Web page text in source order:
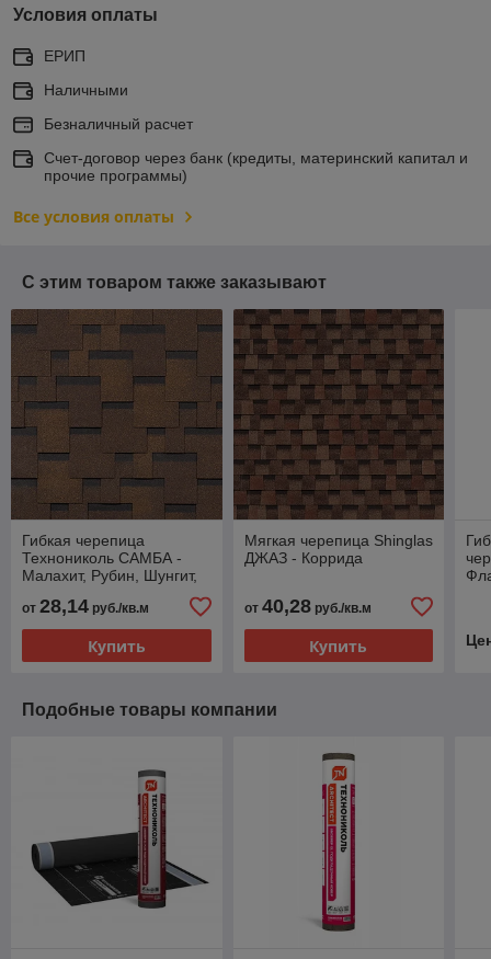
Условия оплаты
ЕРИП
Наличными
Безналичный расчет
Счет-договор через банк (кредиты, материнский капитал и
прочие программы)
Все условия оплаты
С этим товаром также заказывают
Гибкая черепица
Технониколь САМБА -
Малахит, Рубин, Шунгит,
от 28,14 руб./кв.м
Купить
Мягкая черепица Shinglas
ДЖАЗ - Коррида
от 40,28руб./кв.м
Купить
Подобные товары компании